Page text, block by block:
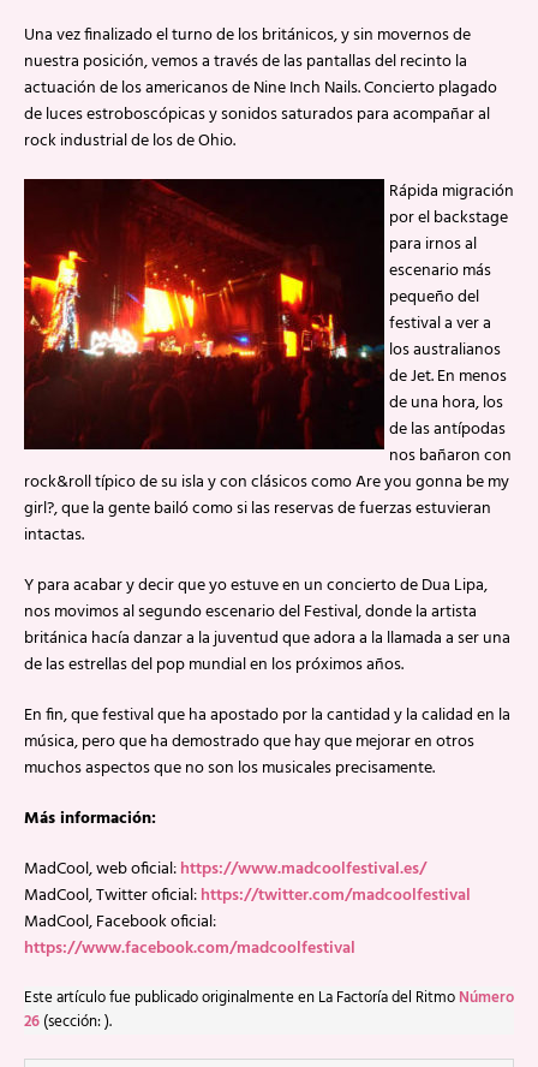
Una vez finalizado el turno de los británicos, y sin movernos de
nuestra posición, vemos a través de las pantallas del recinto la
actuación de los americanos de Nine Inch Nails. Concierto plagado
de luces estroboscópicas y sonidos saturados para acompañar al
rock industrial de los de Ohio.
Rápida migración
por el backstage
para irnos al
escenario más
pequeño del
festival a ver a
los australianos
de Jet. En menos
de una hora, los
de las antípodas
nos bañaron con
rock&roll típico de su isla y con clásicos como Are you gonna be my
girl?, que la gente bailó como si las reservas de fuerzas estuvieran
intactas.
Y para acabar y decir que yo estuve en un concierto de Dua Lipa,
nos movimos al segundo escenario del Festival, donde la artista
británica hacía danzar a la juventud que adora a la llamada a ser una
de las estrellas del pop mundial en los próximos años.
En fin, que festival que ha apostado por la cantidad y la calidad en la
música, pero que ha demostrado que hay que mejorar en otros
muchos aspectos que no son los musicales precisamente.
Más información:
MadCool, web oficial:https://www.madcoolfestival.es/
MadCool, Twitter oficial:https://twitter.com/madcoolfestival
MadCool, Facebook oficial:
https://www.facebook.com/madcoolfestival
Este artículo fue publicado originalmente en La Factoría del Ritmo Número
26 (sección: ).